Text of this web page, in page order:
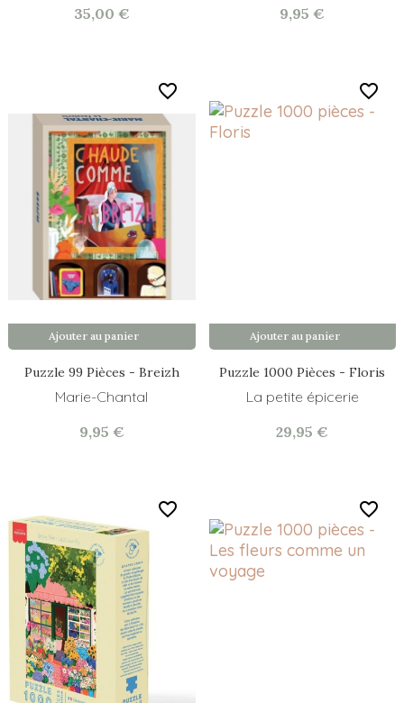
35,00 €
9,95 €
Puzzle 99 Pièces - Breizh
Marie-Chantal
9,95 €
Ajouter au panier
favorite_border
Puzzle 1000 Pièces - Floris
La petite épicerie
29,95 €
Ajouter au panier
favorite_border
favorite_border favorite_border